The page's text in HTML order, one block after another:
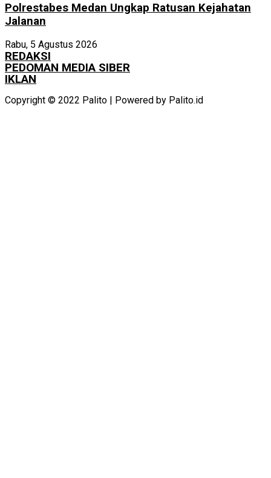
Polrestabes Medan Ungkap Ratusan Kejahatan
Jalanan
Rabu, 5 Agustus 2026
REDAKSI
PEDOMAN MEDIA SIBER
IKLAN
Copyright © 2022 Palito | Powered by Palito.id